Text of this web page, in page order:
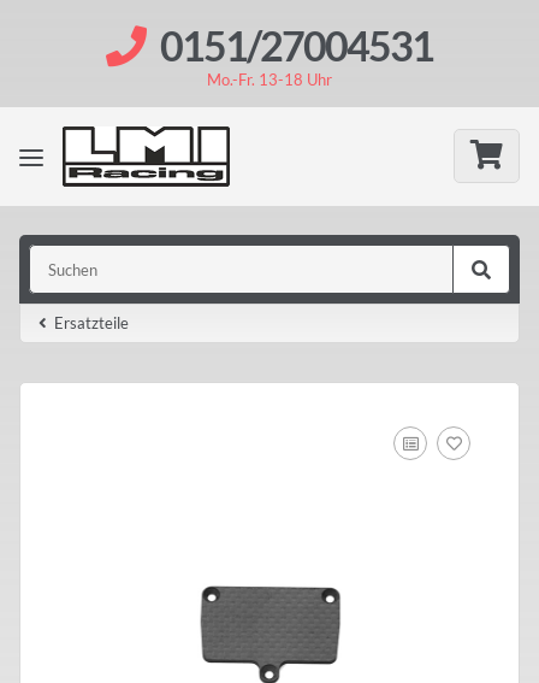
0151/27004531
Mo.-Fr. 13-18 Uhr
Ersatzteile